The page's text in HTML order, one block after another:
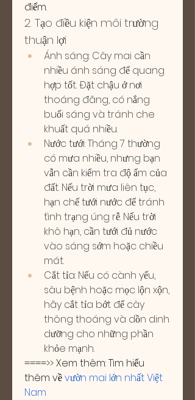
điểm.
2. Tạo điều kiện môi trường
thuận lợi
Ánh sáng: Cây mai cần
nhiều ánh sáng để quang
hợp tốt. Đặt chậu ở nơi
thoáng đãng, có nắng
buổi sáng và tránh che
khuất quá nhiều.
Nước tưới: Tháng 7 thường
có mưa nhiều, nhưng bạn
vẫn cần kiểm tra độ ẩm của
đất. Nếu trời mưa liên tục,
hạn chế tưới nước để tránh
tình trạng úng rễ. Nếu trời
khô hạn, cần tưới đủ nước
vào sáng sớm hoặc chiều
mát.
Cắt tỉa: Nếu có cành yếu,
sâu bệnh hoặc mọc lộn xộn,
hãy cắt tỉa bớt để cây
thông thoáng và dồn dinh
dưỡng cho những phần
khỏe mạnh.
====>> Xem thêm: Tìm hiểu
thêm về vườn mai lớn nhất Việt
Nam